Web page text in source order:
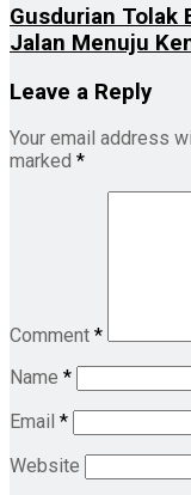
Gusdurian Tolak
Jalan Menuju
Leave a Reply
Your email address
marked *
Comment *
Name *
Email *
Website